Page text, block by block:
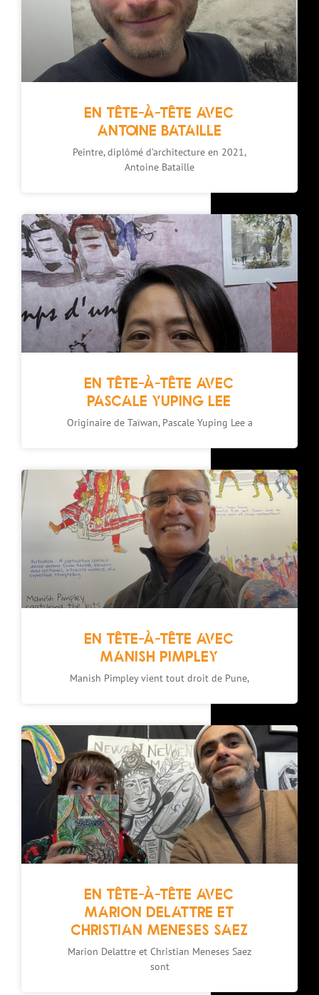
EN TÊTE-À-TÊTE AVEC
ANTOINE BATAILLE
Peintre, diplômé d’architecture en 2021,
Antoine Bataille
EN TÊTE-À-TÊTE AVEC
PASCALE YUPING LEE
Originaire de Taïwan, Pascale Yuping Lee a
EN TÊTE-À-TÊTE AVEC
MANISH PIMPLEY
Manish Pimpley vient tout droit de Pune,
EN TÊTE-À-TÊTE AVEC
MARION DELATTRE ET
CHRISTIAN MENESES SAEZ
Marion Delattre et Christian Meneses Saez
sont